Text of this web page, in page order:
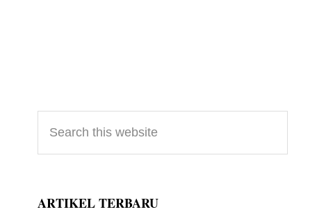
Primary
Sidebar
this
website
ARTIKEL TERBARU